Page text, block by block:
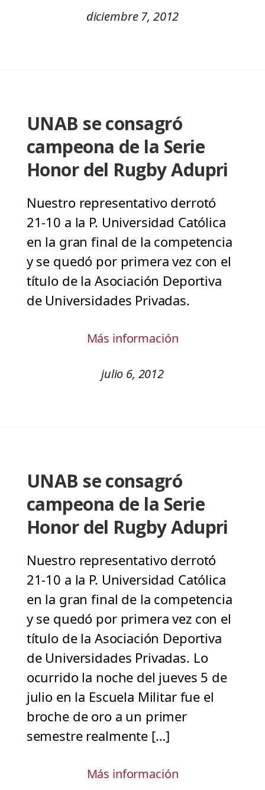
diciembre 7, 2012
UNAB se consagró
campeona de la Serie
Honor del Rugby Adupri
Nuestro representativo derrotó
21-10 a la P. Universidad Católica
en la gran final de la competencia
y se quedó por primera vez con el
título de la Asociación Deportiva
de Universidades Privadas.
Más información
julio 6, 2012
UNAB se consagró
campeona de la Serie
Honor del Rugby Adupri
Nuestro representativo derrotó
21-10 a la P. Universidad Católica
en la gran final de la competencia
y se quedó por primera vez con el
título de la Asociación Deportiva
de Universidades Privadas. Lo
ocurrido la noche del jueves 5 de
julio en la Escuela Militar fue el
broche de oro a un primer
semestre realmente […]
Más información